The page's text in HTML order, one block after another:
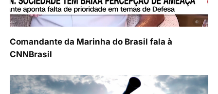
Comandante da Marinha do Brasil fala à
CNNBrasil